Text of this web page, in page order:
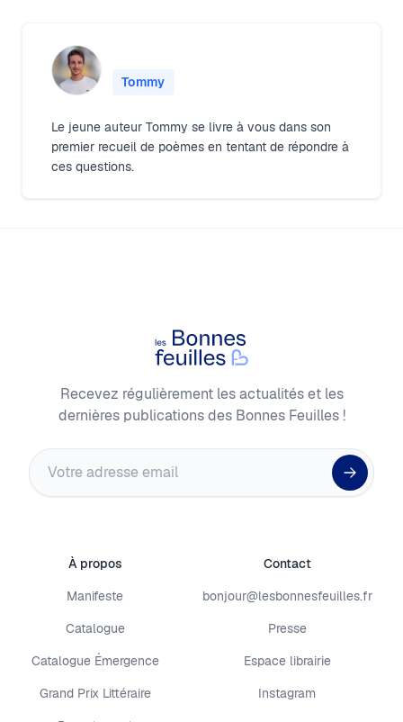
Tommy
Le jeune auteur Tommy se livre à vous dans son
premier recueil de poèmes en tentant de répondre à
ces questions.
Les Bonnes Feuilles
Recevez régulièrement les actualités et les
dernières publications des Bonnes Feuilles !
Adresse email
À propos
Manifeste
Catalogue
Catalogue Émergence
Grand Prix Littéraire
Contact
bonjour@lesbonnesfeuilles.fr
Presse
Espace librairie
Instagram